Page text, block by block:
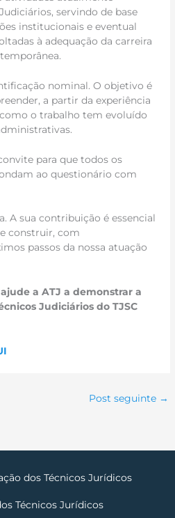
servindo de base
institucionais e eventual
à adequação da carreira
nominal. O objetivo é
a partir da experiência
o trabalho tem evoluído
para que todos os
ao questionário com
A sua contribuição é essencial
construir, com
passos da nossa atuação
a ATJ a demonstrar a
Judiciários do TJSC
Post seguinte →
dos Técnicos Jurídicos
Técnicos Jurídicos